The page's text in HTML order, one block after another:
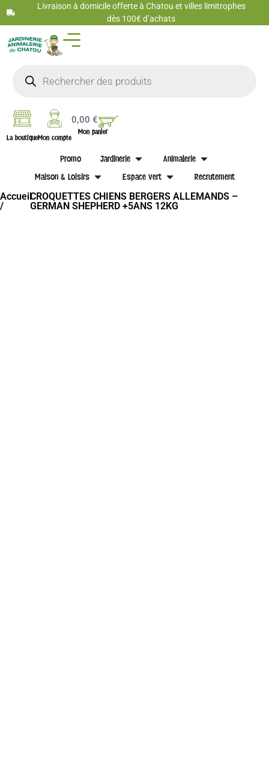
Livraison à domicile offerte à Chatou et villes limitrophes
dès 100€ d’achats
La boutiqueMon compte
0,00€
Mon panier
Promo Jardinerie
Animalerie
Maison & Loisirs
Espace vert Recrutement
Accueil
/
CROQUETTES CHIENS BERGERS ALLEMANDS –
GERMAN SHEPHERD +5ANS 12KG